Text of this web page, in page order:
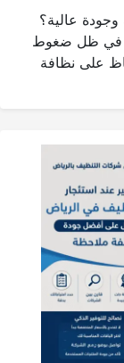
عالية؟
في ظل ضغوط
على نظافة